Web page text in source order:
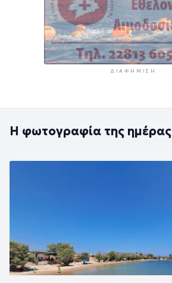
ΔΙΑΦΉΜΙΣΗ
Η φωτογραφία της ημέρας